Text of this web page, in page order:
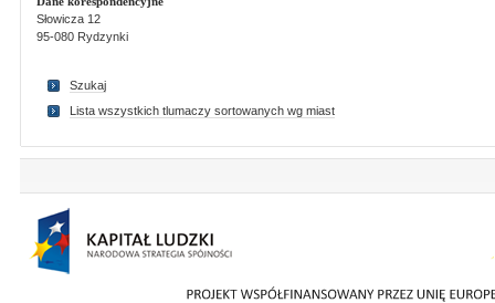
Słowicza 12
95-080 Rydzynki
Szukaj
Lista wszystkich tlumaczy sortowanych wg miast